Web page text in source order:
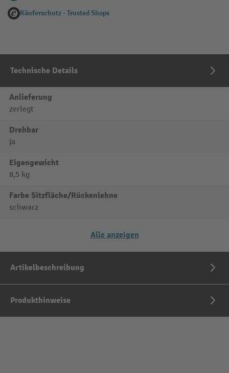
Käuferschutz - Trusted Shops
Technische Details
Anlieferung
zerlegt
Drehbar
ja
Eigengewicht
8,5 kg
Farbe Sitzfläche/Rückenlehne
schwarz
Alle anzeigen
Artikelbeschreibung
Produkthinweise